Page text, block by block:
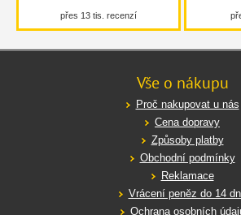
přes 13 tis. recenzí
Vše o nákupu
Proč nakupovat u nás
Cena dopravy
Způsoby platby
Obchodní podmínky
Reklamace
Vrácení peněz do 14
Ochrana osobních